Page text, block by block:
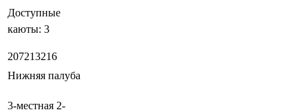
Доступные
каюты: 3
207213216
Нижняя палуба
3-местная 2-